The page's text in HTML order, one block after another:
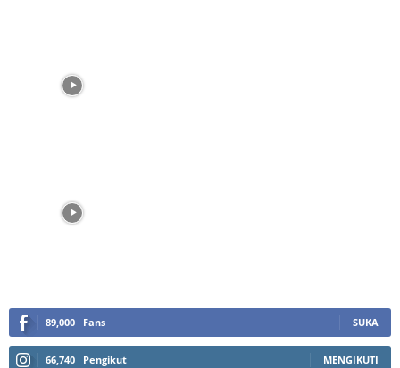
89,000 Fans SUKA
66,740 Pengikut MENGIKUTI